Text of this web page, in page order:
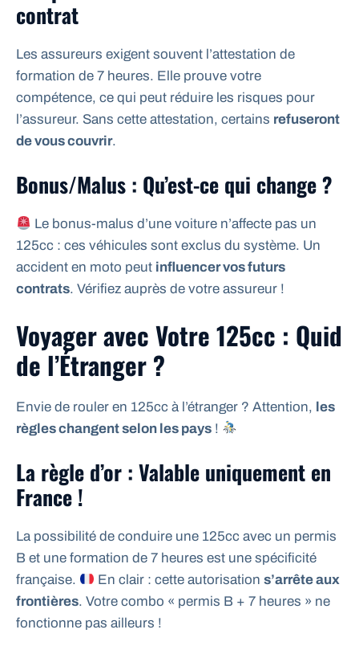
contrat
Les assureurs exigent souvent l’attestation de
formation de 7 heures. Elle prouve votre
compétence, ce qui peut réduire les risques pour
l’assureur. Sans cette attestation, certains refuseront
de vous couvrir.
Bonus/Malus : Qu’est-ce qui change ?
Le bonus-malus d’une voiture n’affecte pas un
125cc : ces véhicules sont exclus du système. Un
accident en moto peut influencer vos futurs
contrats. Vérifiez auprès de votre assureur !
Voyager avec Votre 125cc : Quid
de l’Étranger ?
Envie de rouler en 125cc à l’étranger ? Attention, les
règles changent selon les pays !
La règle d’or : Valable uniquement en
France !
La possibilité de conduire une 125cc avec un permis
B et une formation de 7 heures est une spécificité
française.
En clair : cette autorisations’arrête aux
frontières. Votre combo « permis B + 7 heures » ne
fonctionne pas ailleurs !